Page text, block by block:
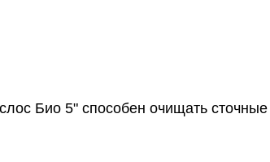
Био 5" способен очищать